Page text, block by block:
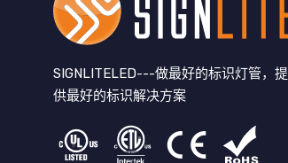
SIGNLITELED---做最好的标识灯管，提
供最好的标识解决方案